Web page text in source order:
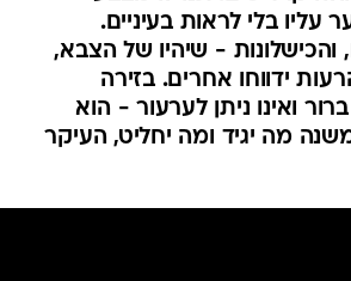
עליו בלי לראות בעיניים.
והכישלונות - שיהיו של הצבא,
ידווחו אחרים. בזירה
ואינו ניתן לערעור - הוא
מה יגיד ומה יחליט, העיקר